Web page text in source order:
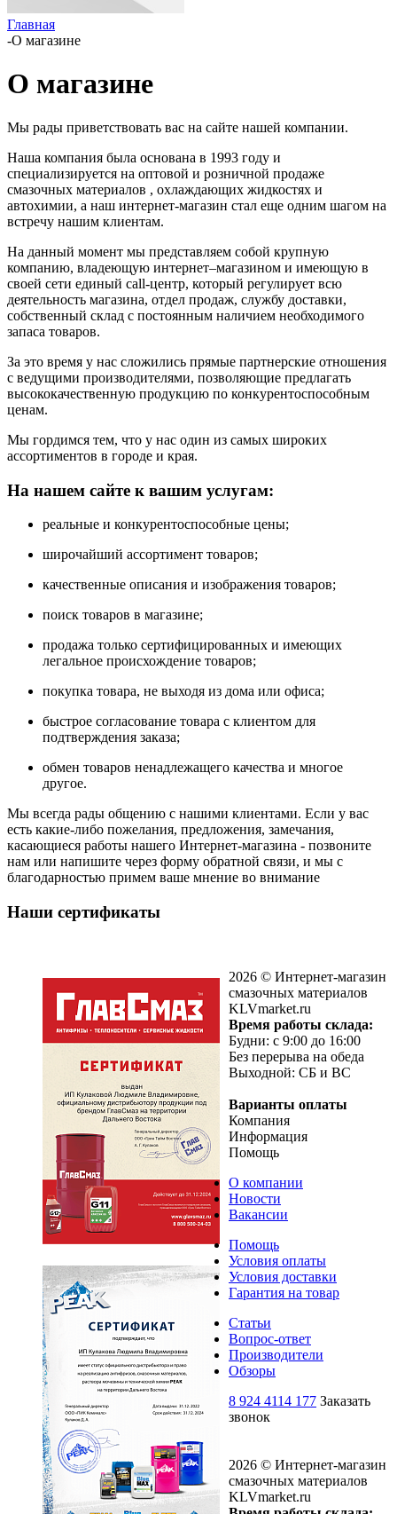
Главная
-О магазине
О магазине
Мы рады приветствовать вас на сайте нашей компании.
Наша компания была основана в 1993 году и
специализируется на оптовой и розничной продаже
смазочных материалов , охлаждающих жидкостях и
автохимии, а наш интернет-магазин стал еще одним шагом на
встречу нашим клиентам.
На данный момент мы представляем собой крупную
компанию, владеющую интернет–магазином и имеющую в
своей сети единый call-центр, который регулирует всю
деятельность магазина, отдел продаж, службу доставки,
собственный склад c постоянным наличием необходимого
запаса товаров.
За это время у нас сложились прямые партнерские отношения
с ведущими производителями, позволяющие предлагать
высококачественную продукцию по конкурентоспособным
ценам.
Мы гордимся тем, что у нас один из самых широких
ассортиментов в городе и края.
На нашем сайте к вашим услугам:
реальные и конкурентоспособные цены;
широчайший ассортимент товаров;
качественные описания и изображения товаров;
поиск товаров в магазине;
продажа только сертифицированных и имеющих
легальное происхождение товаров;
покупка товара, не выходя из дома или офиса;
быстрое согласование товара с клиентом для
подтверждения заказа;
обмен товаров ненадлежащего качества и многое
другое.
Мы всегда рады общению с нашими клиентами. Если у вас
есть какие-либо пожелания, предложения, замечания,
касающиеся работы нашего Интернет-магазина - позвоните
нам или напишите через форму обратной связи, и мы с
благодарностью примем ваше мнение во внимание
Наши сертификаты
2026 © Интернет-магазин
смазочных материалов
KLVmarket.ru
Время работы склада:
Будни: c 9:00 до 16:00
Без перерыва на обеда
Выходной: СБ и ВС
Варианты оплаты
Компания
Информация
Помощь
О компании
Новости
Вакансии
Помощь
Условия оплаты
Условия доставки
Гарантия на товар
Статьи
Вопрос-ответ
Производители
Обзоры
8 924 4114 177 Заказать
звонок
2026 © Интернет-магазин
смазочных материалов
KLVmarket.ru